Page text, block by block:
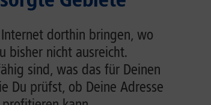
dorthin bringen, wo
bisher nicht ausreicht.
sind, was das für Deinen
Du prüfst, ob Deine Adresse